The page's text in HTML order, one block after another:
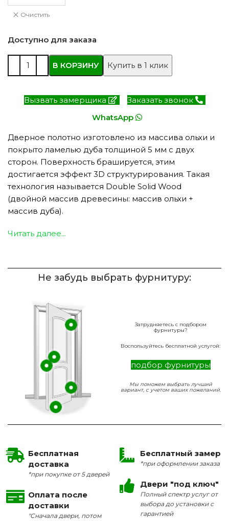
Очистить
Доступно для заказа
В КОРЗИНУ Купить в 1 клик
Вызвать замерщика
Заказать звонок
WhatsApp
Дверное полотно изготовлено из массива ольхи и
покрыто ламелью дуба толщиной 5 мм с двух
сторон. Поверхность брашируется, этим
достигается эффект 3D структурирования. Такая
технология называется Double Solid Wood
(двойной массив древесины: массив ольхи +
массив дуба).
Читать далее...
Не забудь выбрать фурнитуру:
Затрудняетесь с подбором
фурнитуры?
Воспользуйтесь бесплатной услугой:
подбор фурнитуры
Мы поможем выбрать лучший
вариант, с учетом ваших пожеланий.
Бесплатная
доставка
*при покупке от 5 дверей
Оплата после
доставки
"Сначала двери, потом
Бесплатный замер
*при оформлении заказа
Двери "под ключ"
Полный спектр услуг от
выбора до установки с
гарантией